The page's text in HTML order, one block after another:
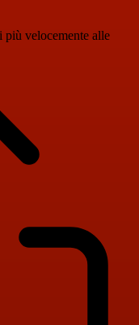
più velocemente alle